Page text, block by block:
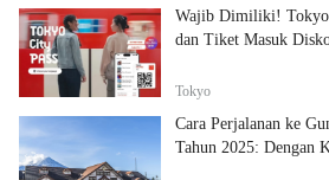
Wajib Dimiliki! Tokyo
dan Tiket Masuk
Tokyo
Cara Perjalanan ke
Tahun 2025: Dengan